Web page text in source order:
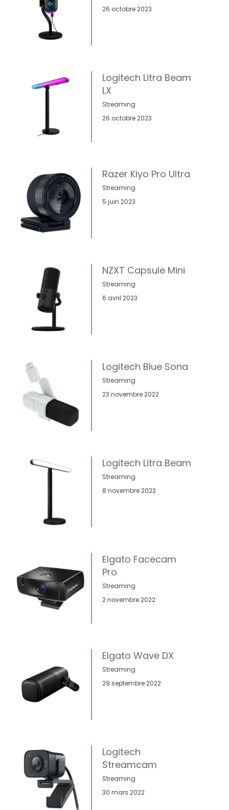
26 octobre 2023
Logitech Litra Beam
LX
Streaming
26 octobre 2023
Razer Kiyo Pro Ultra
Streaming
5 juin 2023
NZXT Capsule Mini
Streaming
6 avril 2023
Logitech Blue Sona
Streaming
23 novembre 2022
Logitech Litra Beam
Streaming
8 novembre 2022
Elgato Facecam
Pro
Streaming
2 novembre 2022
Elgato Wave DX
Streaming
29 septembre 2022
Logitech
Streamcam
Streaming
30 mars 2022